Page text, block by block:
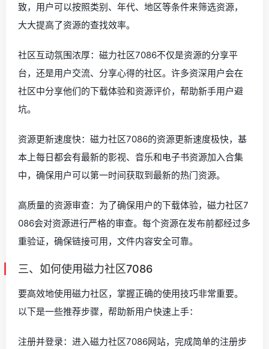
致，用户可以按照类别、年代、地区等条件来筛选资源，
大大提高了资源的查找效率。
社区互动氛围浓厚：磁力社区7086不仅是资源的分享平
台，还是用户交流、分享心得的社区。许多资深用户会在
社区中分享他们的下载体验和资源评价，帮助新手用户避
坑。
资源更新速度快：磁力社区7086的资源更新速度极快，基
本上每日都会有最新的影视、音乐和电子书资源加入合集
中，确保用户可以第一时间获取到最新的热门资源。
高质量的资源审查：为了确保用户的下载体验，磁力社区7
086会对资源进行严格的审查。每个资源在发布前都经过多
重验证，确保链接可用，文件内容安全可靠。
三、如何使用磁力社区7086
要高效地使用磁力社区，掌握正确的使用技巧非常重要。
以下是一些推荐步骤，帮助新用户快速上手：
注册并登录：进入磁力社区7086网站，完成简单的注册步